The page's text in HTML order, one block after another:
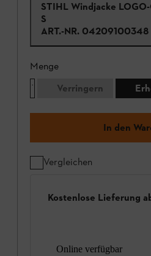
STIHL Windjacke
S
ART.-NR. 04209100348
Menge
Verringern
In den
Vergleichen
Kostenlose Lieferung
Online verfügbar